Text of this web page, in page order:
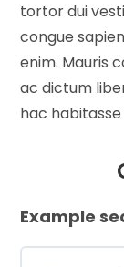
tortor dui
congue
enim. Mauris
ac dictum
hac
Example